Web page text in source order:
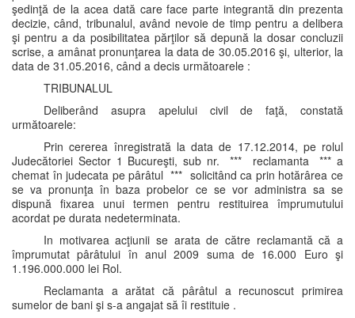
şedinţă de la acea dată care face parte integrantă din prezenta
decizie, când, tribunalul, având nevoie de timp pentru a delibera
şi pentru a da posibilitatea părţilor să depună la dosar concluzii
scrise, a amânat pronunţarea la data de 30.05.2016 şi, ulterior, la
data de 31.05.2016, când a decis următoarele :
TRIBUNALUL
Deliberând asupra apelului civil de faţă, constată
următoarele:
Prin cererea înregistrată la data de 17.12.2014, pe rolul
Judecătoriei Sector 1 Bucureşti, sub nr. *** reclamanta *** a
chemat în judecata pe pârâtul *** solicitând ca prin hotărârea ce
se va pronunţa în baza probelor ce se vor administra sa se
dispună fixarea unui termen pentru restituirea împrumutului
acordat pe durata nedeterminata.
In motivarea acţiunii se arata de către reclamantă că a
împrumutat pârâtului în anul 2009 suma de 16.000 Euro şi
1.196.000.000 lei Rol.
Reclamanta a arătat că pârâtul a recunoscut primirea
sumelor de bani şi s-a angajat să îi restituie .